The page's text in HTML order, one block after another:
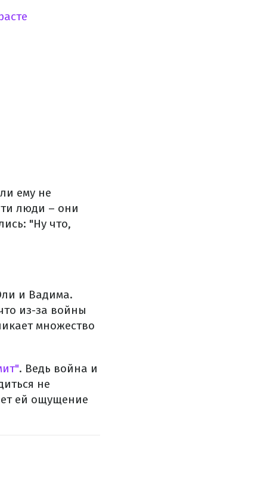
ему не
люди – они
"Ну что,
и Вадима.
из-за войны
множество
. Ведь война и
не
ей ощущение